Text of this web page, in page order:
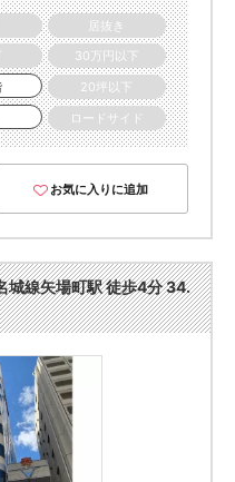
居抜き
30万円以下
20坪以下
ロードサイド
お気に入りに追加
城線矢場町駅 徒歩4分 34.